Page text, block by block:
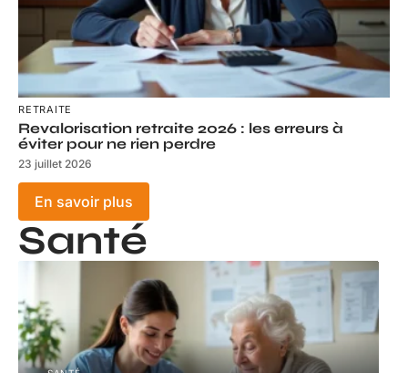
RETRAITE
Revalorisation retraite 2026 : les erreurs à
éviter pour ne rien perdre
23 juillet 2026
En savoir plus
Santé